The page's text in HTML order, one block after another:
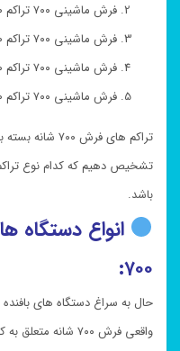
فرش ماشینی ۷۰۰ تراکم ۲۲۵۰
فرش ماشینی ۷۰۰ تراکم ۲۴۰۰
فرش ماشینی ۷۰۰ تراکم ۲۵۵۰
فرش ماشینی ۷۰۰ تراکم ۳۰۰۰
تراکم های فرش
باشد.
انواع دستگاه
۷۰۰:
واقعی فرش ۷۰۰ شانه متعلق به کدام دستگاه است